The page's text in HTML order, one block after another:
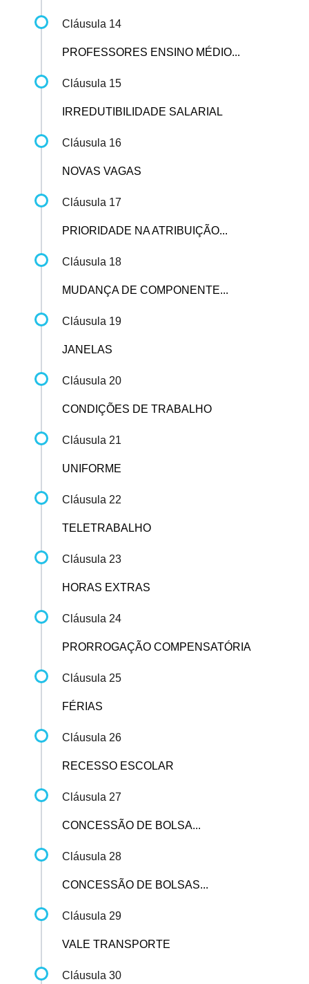
Cláusula 14
PROFESSORES ENSINO MÉDIO...
Cláusula 15
IRREDUTIBILIDADE SALARIAL
Cláusula 16
NOVAS VAGAS
Cláusula 17
PRIORIDADE NA ATRIBUIÇÃO...
Cláusula 18
MUDANÇA DE COMPONENTE...
Cláusula 19
JANELAS
Cláusula 20
CONDIÇÕES DE TRABALHO
Cláusula 21
UNIFORME
Cláusula 22
TELETRABALHO
Cláusula 23
HORAS EXTRAS
Cláusula 24
PRORROGAÇÃO COMPENSATÓRIA
Cláusula 25
FÉRIAS
Cláusula 26
RECESSO ESCOLAR
Cláusula 27
CONCESSÃO DE BOLSA...
Cláusula 28
CONCESSÃO DE BOLSAS...
Cláusula 29
VALE TRANSPORTE
Cláusula 30